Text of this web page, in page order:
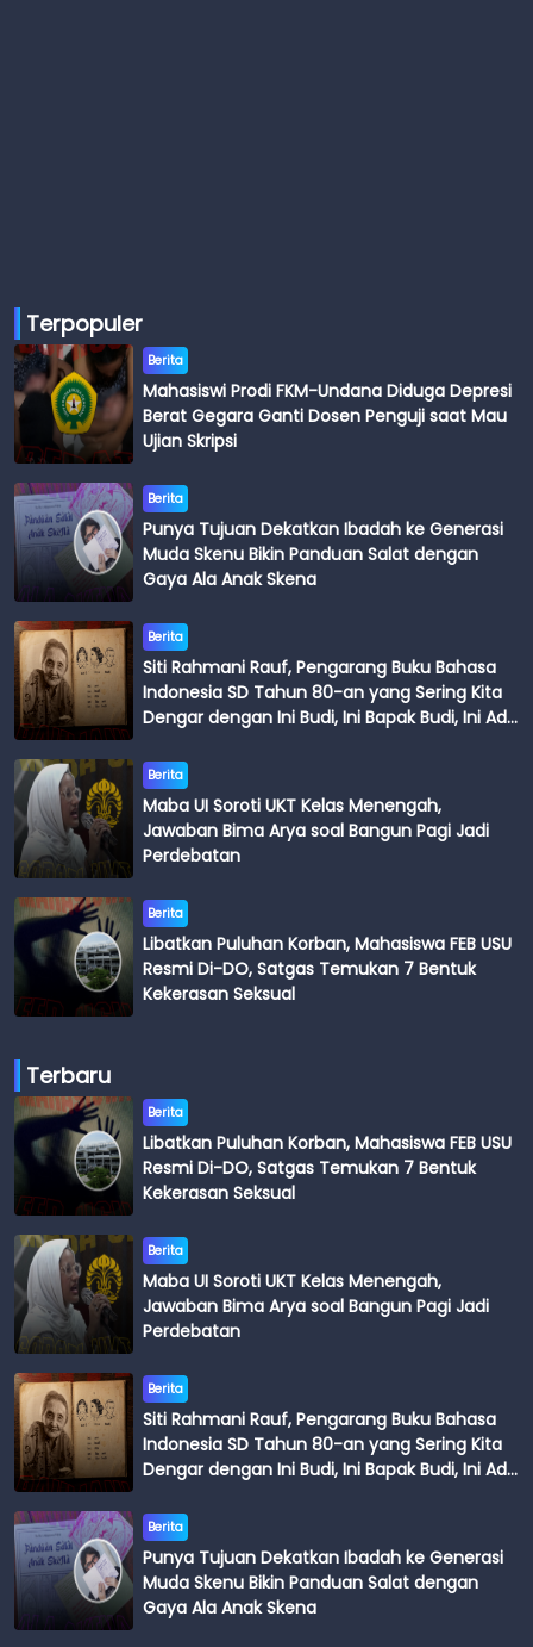
Terpopuler
Berita
Mahasiswi Prodi FKM-Undana Diduga Depresi
Berat Gegara Ganti Dosen Penguji saat Mau
Ujian Skripsi
Berita
Punya Tujuan Dekatkan Ibadah ke Generasi
Muda Skenu Bikin Panduan Salat dengan
Gaya Ala Anak Skena
Berita
Siti Rahmani Rauf, Pengarang Buku Bahasa
Indonesia SD Tahun 80-an yang Sering Kita
Dengar dengan Ini Budi, Ini Bapak Budi, Ini Adik
Berita
Maba UI Soroti UKT Kelas Menengah,
Jawaban Bima Arya soal Bangun Pagi Jadi
Perdebatan
Berita
Libatkan Puluhan Korban, Mahasiswa FEB USU
Resmi Di-DO, Satgas Temukan 7 Bentuk
Kekerasan Seksual
Terbaru
Berita
Libatkan Puluhan Korban, Mahasiswa FEB USU
Resmi Di-DO, Satgas Temukan 7 Bentuk
Kekerasan Seksual
Berita
Maba UI Soroti UKT Kelas Menengah,
Jawaban Bima Arya soal Bangun Pagi Jadi
Perdebatan
Berita
Siti Rahmani Rauf, Pengarang Buku Bahasa
Indonesia SD Tahun 80-an yang Sering Kita
Dengar dengan Ini Budi, Ini Bapak Budi, Ini Adik
Berita
Punya Tujuan Dekatkan Ibadah ke Generasi
Muda Skenu Bikin Panduan Salat dengan
Gaya Ala Anak Skena